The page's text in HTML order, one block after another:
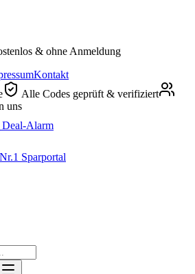
& ohne Anmeldung
Kontakt
Alle Codes geprüft & verifiziert
uns
Deal-Alarm
Sparportal